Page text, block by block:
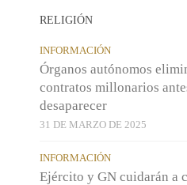
RELIGIÓN
INFORMACIÓN
Órganos autónomos
contratos millonarios
desaparecer
31 DE MARZO DE 2025
INFORMACIÓN
Ejército y GN cuidarán a